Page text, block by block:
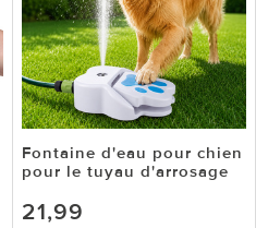
Fontaine d'eau pour chien
pour le tuyau d'arrosage
21,99